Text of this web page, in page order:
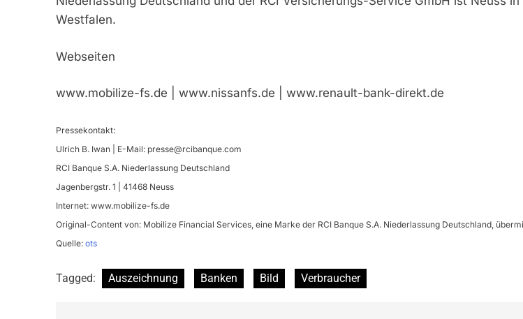
Westfalen.
Webseiten
www.mobilize-fs.de | www.nissanfs.de | www.renault-bank-direkt.de
Pressekontakt:
Ulrich B. Iwan | E-Mail: presse@rcibanque.com
RCI Banque S.A. Niederlassung Deutschland
Jagenbergstr. 1 | 41468 Neuss
Internet: www.mobilize-fs.de
Original-Content von: Mobilize Financial Services, eine Marke der RCI Banque S.A. Niederlassung Deutschland,
Quelle: ots
Tagged: Auszeichnung Banken Bild Verbraucher